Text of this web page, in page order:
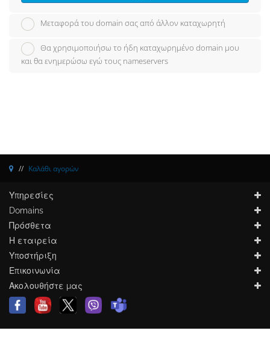
Μεταφορά του domain σας από άλλον καταχωρητή
Θα χρησιμοποιήσω το ήδη καταχωρημένο domain μου
και θα ενημερώσω εγώ τους nameservers
Καλάθι αγορών
Υπηρεσίες
Domains
Πρόσθετα
Η εταιρεία
Υποστήριξη
Επικοινωνία
Ακολουθήστε μας